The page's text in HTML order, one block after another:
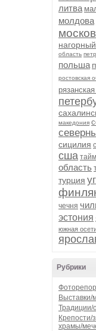
литва
молдова
область
польша
ростовская
македония
сицилия
сша
область
турция
чечня
эстония
южная
Рубрики
Выставки/
Традиции/
Крепости/
храмы/